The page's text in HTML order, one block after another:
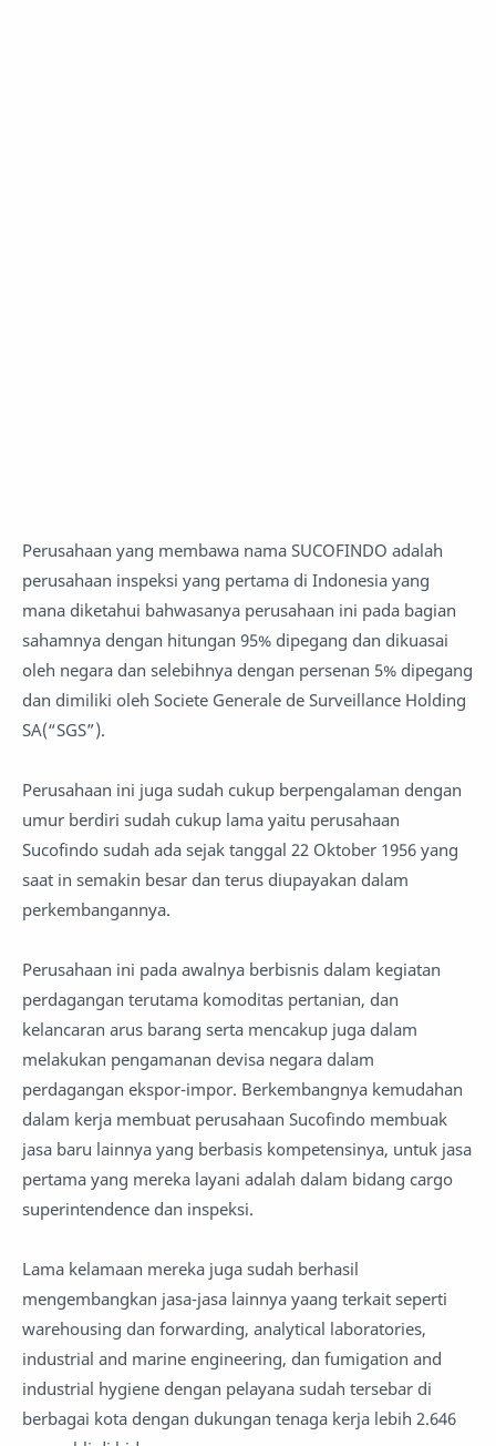
Perusahaan yang membawa nama SUCOFINDO adalah
perusahaan inspeksi yang pertama di Indonesia yang
mana diketahui bahwasanya perusahaan ini pada bagian
sahamnya dengan hitungan 95% dipegang dan dikuasai
oleh negara dan selebihnya dengan persenan 5% dipegang
dan dimiliki oleh Societe Generale de Surveillance Holding
SA(“SGS”).
Perusahaan ini juga sudah cukup berpengalaman dengan
umur berdiri sudah cukup lama yaitu perusahaan
Sucofindo sudah ada sejak tanggal 22 Oktober 1956 yang
saat in semakin besar dan terus diupayakan dalam
perkembangannya.
Perusahaan ini pada awalnya berbisnis dalam kegiatan
perdagangan terutama komoditas pertanian, dan
kelancaran arus barang serta mencakup juga dalam
melakukan pengamanan devisa negara dalam
perdagangan ekspor-impor. Berkembangnya kemudahan
dalam kerja membuat perusahaan Sucofindo membuak
jasa baru lainnya yang berbasis kompetensinya, untuk jasa
pertama yang mereka layani adalah dalam bidang cargo
superintendence dan inspeksi.
Lama kelamaan mereka juga sudah berhasil
mengembangkan jasa-jasa lainnya yaang terkait seperti
warehousing dan forwarding, analytical laboratories,
industrial and marine engineering, dan fumigation and
industrial hygiene dengan pelayana sudah tersebar di
berbagai kota dengan dukungan tenaga kerja lebih 2.646